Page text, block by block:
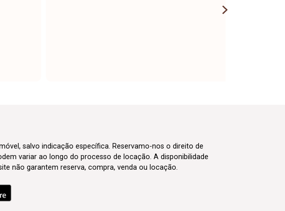
salvo indicação específica. Reservamo-nos o direito de
variar ao longo do processo de locação. A disponibilidade
não garantem reserva, compra, venda ou locação.